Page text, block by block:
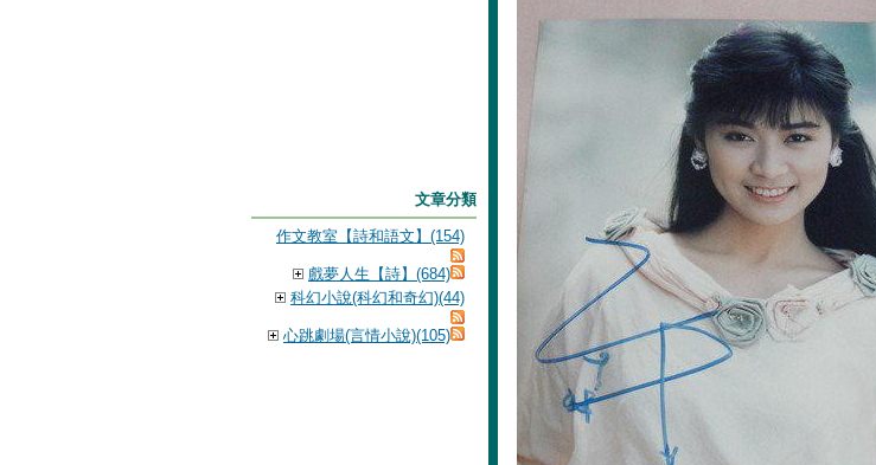
文章分類
作文教室【詩和語文】(154)
戲夢人生【詩】(684)
科幻小說(科幻和奇幻)(44)
心跳劇場(言情小說)(105)